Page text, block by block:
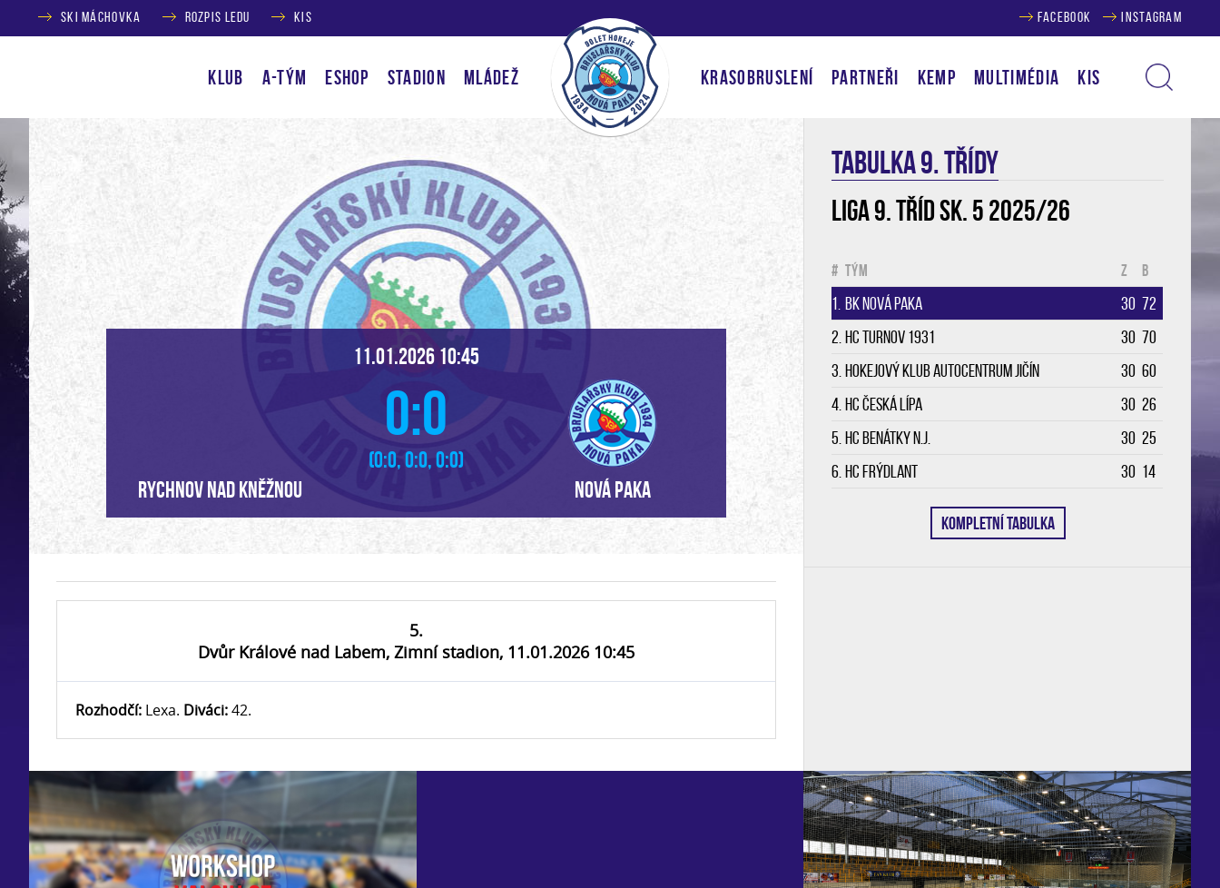
SKI MÁCHOVKA ROZPIS LEDU KIS FACEBOOK INSTAGRAM
KLUB A-TÝM ESHOP STADION MLÁDEŽ KRASOBRUSLENÍ PARTNEŘI KEMP MULTIMÉDIA KIS
11.01.2026 10:45
Rychnov nad Kněžnou
0:0
(0:0, 0:0, 0:0)
Nová Paka
5.
Dvůr Králové nad Labem, Zimní stadion, 11.01.2026 10:45
Rozhodčí: Lexa. Diváci:42.
TABULKA 9. třídy
Liga 9. tříd sk. 5 2025/26
# Tým Z B
1. BK Nová Paka 30 72
2. HC Turnov 1931 30 70
3. Hokejový klub Autocentrum Jičín 30 60
4. HC Česká Lípa 30 26
5. HC Benátky n.J. 30 25
6. HC Frýdlant 30 14
KOMPLETNÍ TABULKA